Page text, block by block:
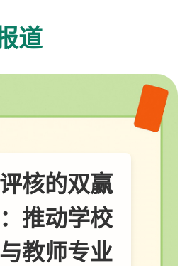
道
核的双赢
推动学校
教师专业